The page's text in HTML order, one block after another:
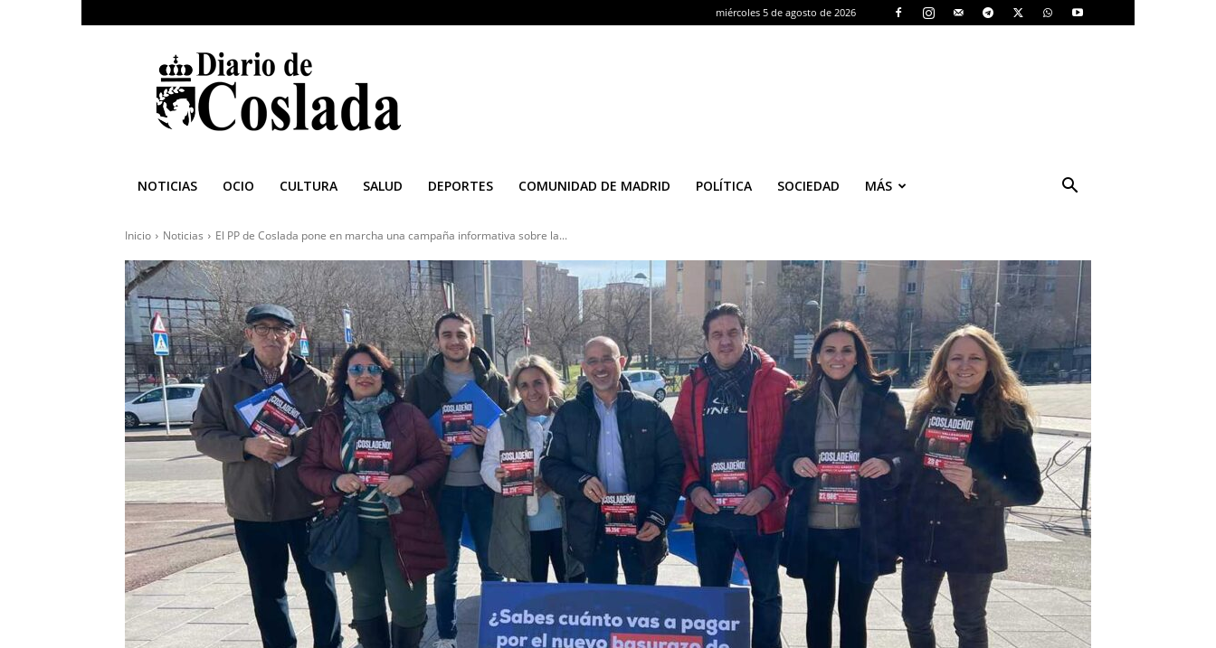
miércoles 5 de agosto de 2026
Diario
de
Coslada
NOTICIAS OCIO CULTURA SALUD DEPORTES COMUNIDAD DE MADRID POLÍTICA SOCIEDAD MÁS
Inicio Noticias El PP de Coslada pone en marcha una campaña informativa sobre la...